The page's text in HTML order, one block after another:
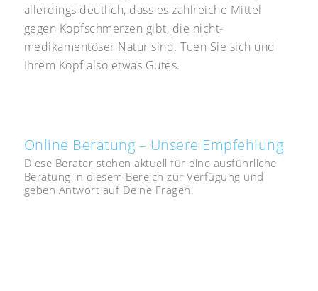
allerdings deutlich, dass es zahlreiche Mittel
gegen Kopfschmerzen gibt, die nicht-
medikamentöser Natur sind. Tuen Sie sich und
Ihrem Kopf also etwas Gutes.
Online Beratung – Unsere Empfehlung
Diese Berater stehen aktuell für eine ausführliche
Beratung in diesem Bereich zur Verfügung und
geben Antwort auf Deine Fragen.